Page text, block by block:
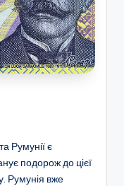
Румунії є
подорож до цієї
Румунія вже